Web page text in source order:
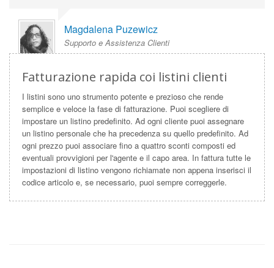
Magdalena Puzewicz
Supporto e Assistenza Clienti
Fatturazione rapida coi listini clienti
I listini sono uno strumento potente e prezioso che rende
semplice e veloce la fase di fatturazione. Puoi scegliere di
impostare un listino predefinito. Ad ogni cliente puoi assegnare
un listino personale che ha precedenza su quello predefinito. Ad
ogni prezzo puoi associare fino a quattro sconti composti ed
eventuali provvigioni per l'agente e il capo area. In fattura tutte le
impostazioni di listino vengono richiamate non appena inserisci il
codice articolo e, se necessario, puoi sempre correggerle.